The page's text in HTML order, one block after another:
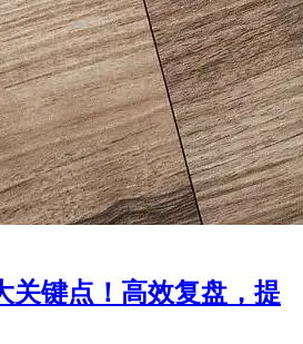
关键点！高效复盘，提